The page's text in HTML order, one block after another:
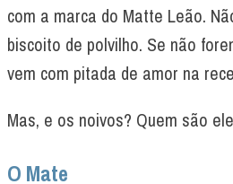
com a marca do Matte Leão.
biscoito de polvilho. Se não
vem com pitada de amor na
Mas, e os noivos? Quem são
O Mate